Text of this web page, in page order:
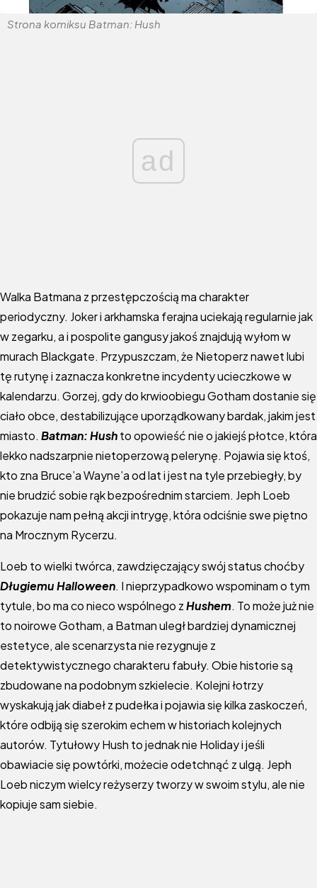
Strona komiksu Batman: Hush
ad
Walka Batmana z przestępczością ma charakter
periodyczny. Joker i arkhamska ferajna uciekają regularnie jak
w zegarku, a i pospolite gangusy jakoś znajdują wyłom w
murach Blackgate. Przypuszczam, że Nietoperz nawet lubi
tę rutynę i zaznacza konkretne incydenty ucieczkowe w
kalendarzu. Gorzej, gdy do krwioobiegu Gotham dostanie się
ciało obce, destabilizujące uporządkowany bardak, jakim jest
miasto. Batman: Hushto opowieść nie o jakiejś płotce, która
lekko nadszarpnie nietoperzową pelerynę. Pojawia się ktoś,
kto zna Bruce’a Wayne’a od lat i jest na tyle przebiegły, by
nie brudzić sobie rąk bezpośrednim starciem. Jeph Loeb
pokazuje nam pełną akcji intrygę, która odciśnie swe piętno
na Mrocznym Rycerzu.
Loeb to wielki twórca, zawdzięczający swój status choćby
Długiemu Halloween. I nieprzypadkowo wspominam o tym
tytule, bo ma co nieco wspólnego zHushem. To może już nie
to noirowe Gotham, a Batman uległ bardziej dynamicznej
estetyce, ale scenarzysta nie rezygnuje z
detektywistycznego charakteru fabuły. Obie historie są
zbudowane na podobnym szkielecie. Kolejni łotrzy
wyskakują jak diabeł z pudełka i pojawia się kilka zaskoczeń,
które odbiją się szerokim echem w historiach kolejnych
autorów. Tytułowy Hush to jednak nie Holiday i jeśli
obawiacie się powtórki, możecie odetchnąć z ulgą. Jeph
Loeb niczym wielcy reżyserzy tworzy w swoim stylu, ale nie
kopiuje sam siebie.